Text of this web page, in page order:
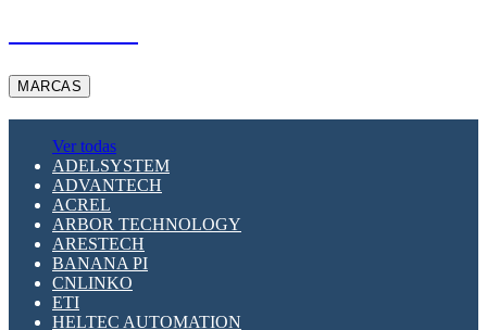
MARCAS
Ver todas
ADELSYSTEM
ADVANTECH
ACREL
ARBOR TECHNOLOGY
ARESTECH
BANANA PI
CNLINKO
ETI
HELTEC AUTOMATION